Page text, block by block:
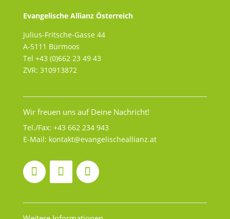
Evangelische Allianz Österreich
Julius-Fritsche-Gasse 44
A-5111 Bürmoos
Tel +43 (0)662 23 49 43
ZVR: 310913872
Wir freuen uns auf Deine Nachricht!
Tel./Fax: +43 662 234 943
E-Mail: kontakt@evangelischeallianz.at